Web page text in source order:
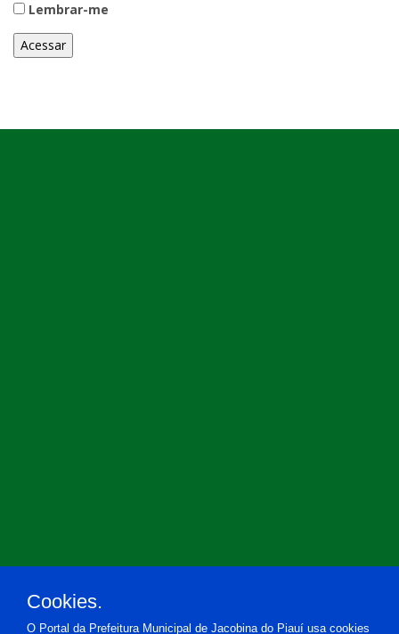
Lembrar-me
Cookies.
O Portal da Prefeitura Municipal de Jacobina do Piauí usa cookies